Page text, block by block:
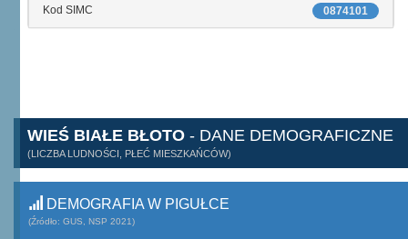
0874101
Kod SIMC
WIEŚ BIAŁE BŁOTO - DANE DEMOGRAFICZNE
(LICZBA LUDNOŚCI, PŁEĆ MIESZKAŃCÓW)
DEMOGRAFIA W PIGUŁCE
(Źródło: GUS, NSP 2021)